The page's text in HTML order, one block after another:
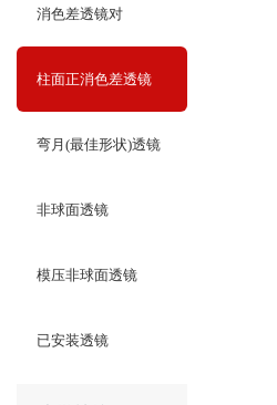
消色差透镜对
柱面正消色差透镜
弯月(最佳形状)透镜
非球面透镜
模压非球面透镜
已安装透镜